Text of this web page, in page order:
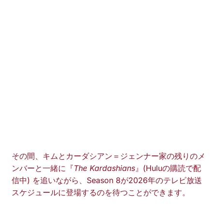
その間、キムとカーダシアン＝ジェンナー家の残りのメ
ンバーと一緒に『The Kardashians』(Huluの購読で配
信中) を追いながら、Season 8が2026年のテレビ放送
スケジュールに登場するのを待つことができます。